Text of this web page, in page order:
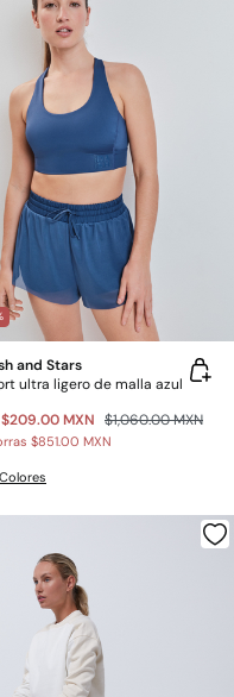
and Stars
ultra ligero de malla azul
$209.00 MXN $1,060.00 MXN
$851.00 MXN